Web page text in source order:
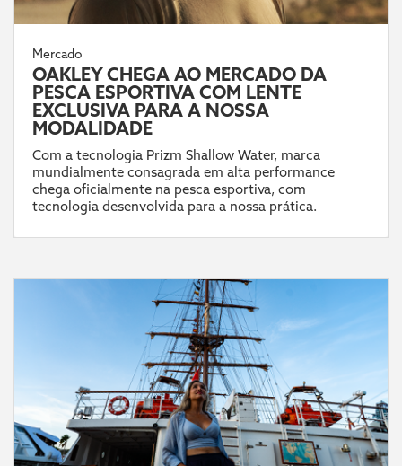
Mercado
OAKLEY CHEGA AO MERCADO DA
PESCA ESPORTIVA COM LENTE
EXCLUSIVA PARA A NOSSA
MODALIDADE
Com a tecnologia Prizm Shallow Water, marca
mundialmente consagrada em alta performance
chega oficialmente na pesca esportiva, com
tecnologia desenvolvida para a nossa prática.